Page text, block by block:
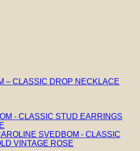
– CLASSIC DROP NECKLACE